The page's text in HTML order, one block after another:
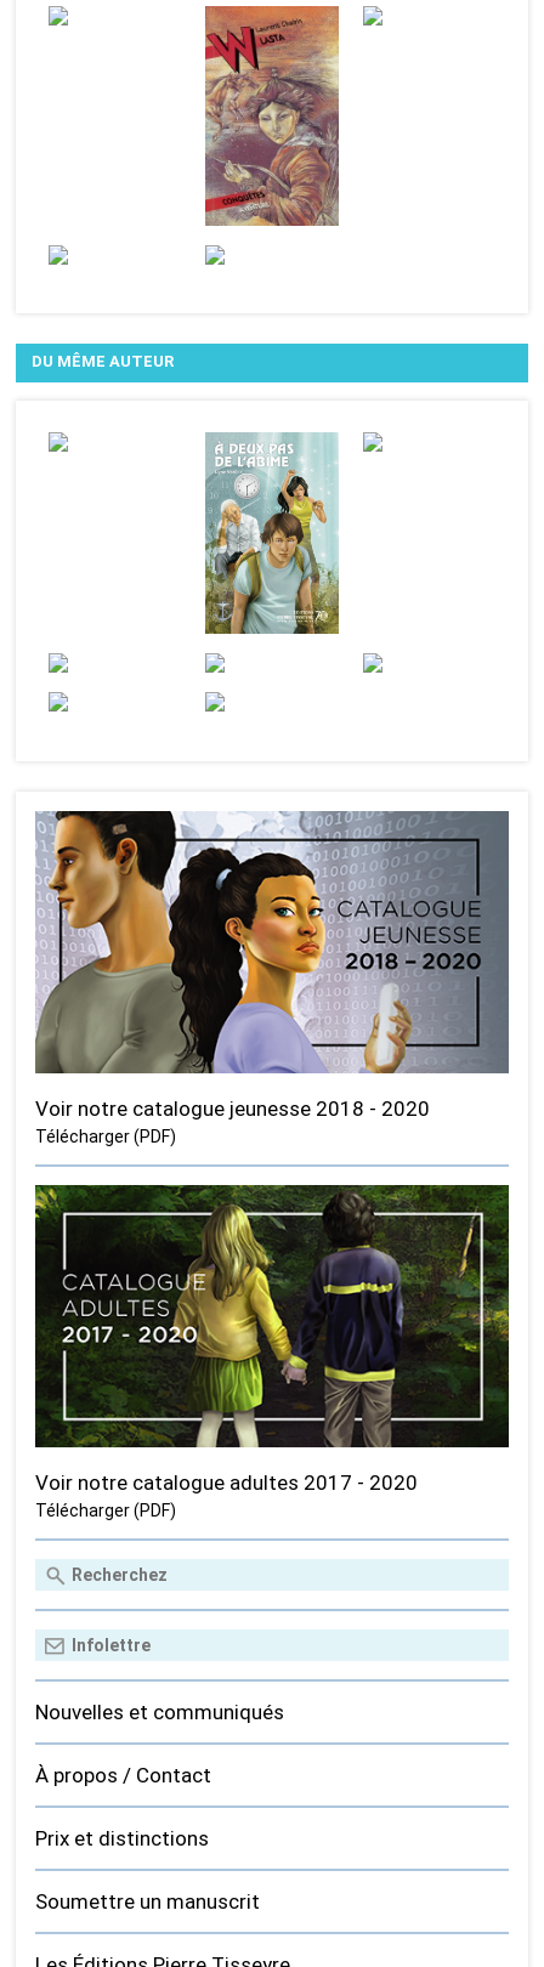
DU MÊME AUTEUR
Voir notre catalogue jeunesse 2018 - 2020
Télécharger (PDF)
Voir notre catalogue adultes 2017 - 2020
Télécharger (PDF)
Nouvelles et communiqués
À propos / Contact
Prix et distinctions
Soumettre un manuscrit